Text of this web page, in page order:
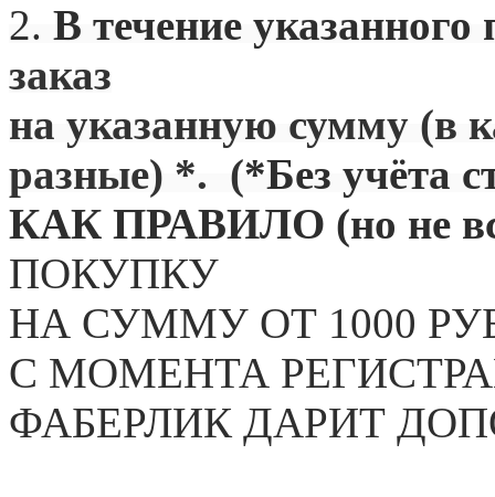
2. В течение указанного
заказ
на указанную сумму (в
разные) *. (*Без учёта
КАК ПРАВИЛО (но не
ПОКУПКУ
НА СУММУ ОТ 1000
С МОМЕНТА
ФАБЕРЛИК ДАРИТ